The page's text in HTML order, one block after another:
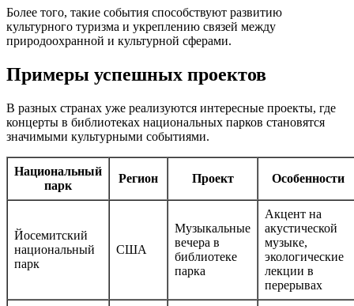
Более того, такие события способствуют развитию
культурного туризма и укреплению связей между
природоохранной и культурной сферами.
Примеры успешных проектов
В разных странах уже реализуются интересные проекты, где
концерты в библиотеках национальных парков становятся
значимыми культурными событиями.
Национальный
парк
Регион Проект Особенности
Йосемитский
национальный
парк
США
Музыкальные
вечера в
библиотеке
парка
Акцент на
акустической
музыке,
экологические
лекции в
перерывах